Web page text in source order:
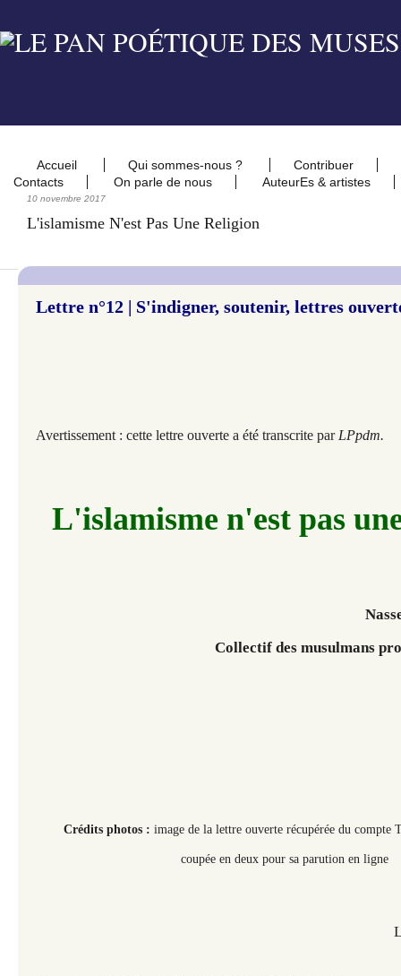
Accueil Qui sommes-nous ?
Contribuer
Contacts
On parle de nous AuteurEs & artistes
10 novembre 2017
L'islamisme N'est Pas Une Religion
Lettre n°12 | S'indigner, soutenir, lettres
Avertissement : cette lettre ouverte a été transcrite par LPpdm.
L'islamisme n'est pas
Collectif des musulmans
Crédits photos : image de la lettre ouverte récupérée du compte
coupée en deux pour sa parution en ligne